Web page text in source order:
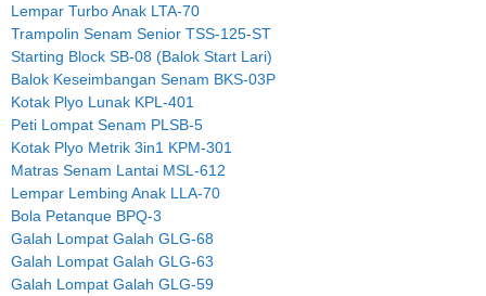
Lempar Turbo Anak LTA-70
Trampolin Senam Senior TSS-125-ST
Starting Block SB-08 (Balok Start Lari)
Balok Keseimbangan Senam BKS-03P
Kotak Plyo Lunak KPL-401
Peti Lompat Senam PLSB-5
Kotak Plyo Metrik 3in1 KPM-301
Matras Senam Lantai MSL-612
Lempar Lembing Anak LLA-70
Bola Petanque BPQ-3
Galah Lompat Galah GLG-68
Galah Lompat Galah GLG-63
Galah Lompat Galah GLG-59